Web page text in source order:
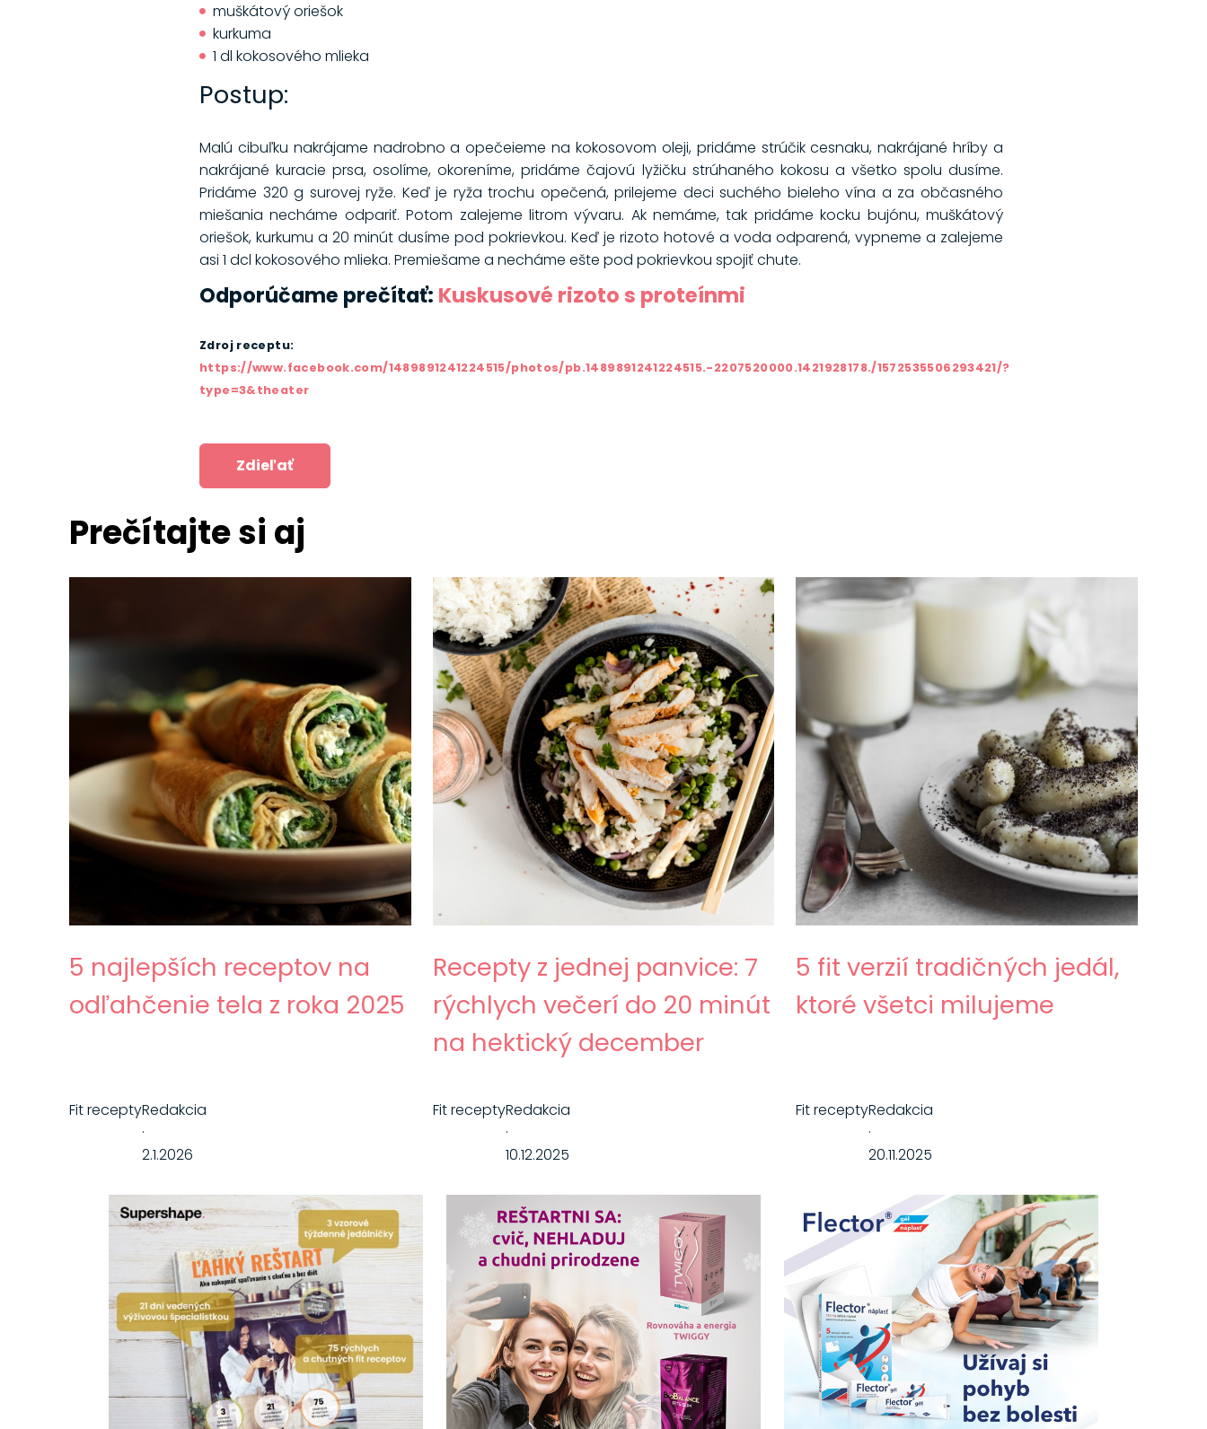
muškátový oriešok
kurkuma
1 dl kokosového mlieka
Postup:
Malú cibuľku nakrájame nadrobno a opečeieme na kokosovom oleji, pridáme strúčik cesnaku, nakrájané hríby a
nakrájané kuracie prsa, osolíme, okoreníme, pridáme čajovú lyžičku strúhaného kokosu a všetko spolu dusíme.
Pridáme 320 g surovej ryže. Keď je ryža trochu opečená, prilejeme deci suchého bieleho vína a za občasného
miešania necháme odpariť. Potom zalejeme litrom vývaru. Ak nemáme, tak pridáme kocku bujónu, muškátový
oriešok, kurkumu a 20 minút dusíme pod pokrievkou. Keď je rizoto hotové a voda odparená, vypneme a zalejeme
asi 1 dcl kokosového mlieka. Premiešame a necháme ešte pod pokrievkou spojiť chute.
Odporúčame prečítať: Kuskusové rizoto s proteínmi
Zdroj receptu:
https://www.facebook.com/1489891241224515/photos/pb.1489891241224515.-2207520000.1421928178./1572535506293421/?
type=3&theater
Zdieľať
Prečítajte si aj
5 najlepších receptov na
odľahčenie tela z roka 2025
Fit receptyRedakcia
·
2.1.2026
Recepty z jednej panvice: 7
rýchlych večerí do 20 minút
na hektický december
Fit receptyRedakcia
·
10.12.2025
5 fit verzií tradičných jedál,
ktoré všetci milujeme
Fit receptyRedakcia
·
20.11.2025